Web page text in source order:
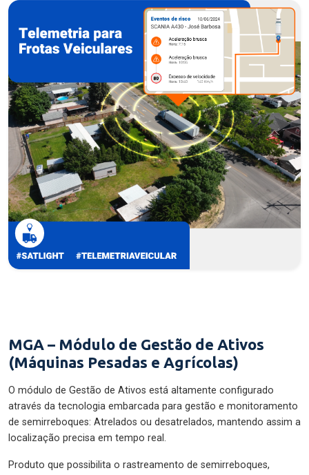
MGA – Módulo de Gestão de Ativos
(Máquinas Pesadas e Agrícolas)
O módulo de Gestão de Ativos está altamente configurado
através da tecnologia embarcada para gestão e monitoramento
de semirreboques: Atrelados ou desatrelados, mantendo assim a
localização precisa em tempo real.
Produto que possibilita o rastreamento de semirreboques,